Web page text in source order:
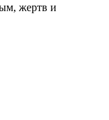
жертв и